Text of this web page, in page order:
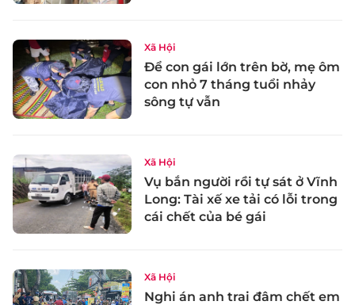
Xã Hội
Để con gái lớn trên bờ, mẹ ôm
con nhỏ 7 tháng tuổi nhảy
sông tự vẫn
Xã Hội
Vụ bắn người rồi tự sát ở Vĩnh
Long: Tài xế xe tải có lỗi trong
cái chết của bé gái
Xã Hội
Nghi án anh trai đâm chết em